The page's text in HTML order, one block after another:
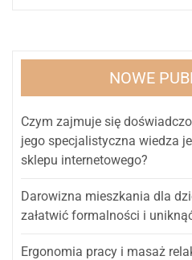
NOWE
Czym zajmuje się
jego specjalistyczna wiedza
sklepu internetowego?
Darowizna mieszkania dla
załatwić formalności i
Ergonomia pracy i masaż